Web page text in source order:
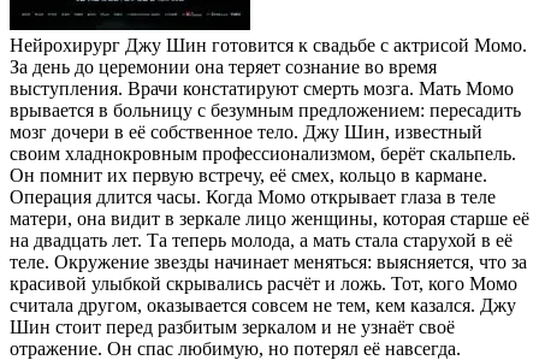
Нейрохирург Джу Шин готовится к свадьбе с актрисой Момо.
За день до церемонии она теряет сознание во время
выступления. Врачи констатируют смерть мозга. Мать Момо
врывается в больницу с безумным предложением: пересадить
мозг дочери в её собственное тело. Джу Шин, известный
своим хладнокровным профессионализмом, берёт скальпель.
Он помнит их первую встречу, её смех, кольцо в кармане.
Операция длится часы. Когда Момо открывает глаза в теле
матери, она видит в зеркале лицо женщины, которая старше её
на двадцать лет. Та теперь молода, а мать стала старухой в её
теле. Окружение звезды начинает меняться: выясняется, что за
красивой улыбкой скрывались расчёт и ложь. Тот, кого Момо
считала другом, оказывается совсем не тем, кем казался. Джу
Шин стоит перед разбитым зеркалом и не узнаёт своё
отражение. Он спас любимую, но потерял её навсегда.